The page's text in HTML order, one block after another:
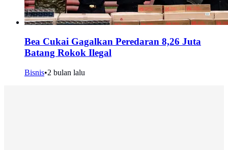
Bea Cukai Gagalkan Peredaran 8,26 Juta
Batang Rokok Ilegal
Bisnis•2 bulan lalu